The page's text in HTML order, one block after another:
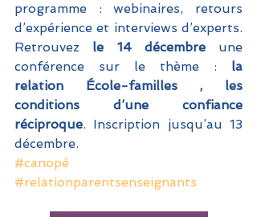
programme : webinaires, retours
d’expérience et interviews d’experts.
Retrouvez le 14 décembre une
conférence sur le thème : la
relation École-familles , les
conditions d’une confiance
réciproque. Inscription jusqu’au 13
décembre.
#canopé
#relationparentsenseignants